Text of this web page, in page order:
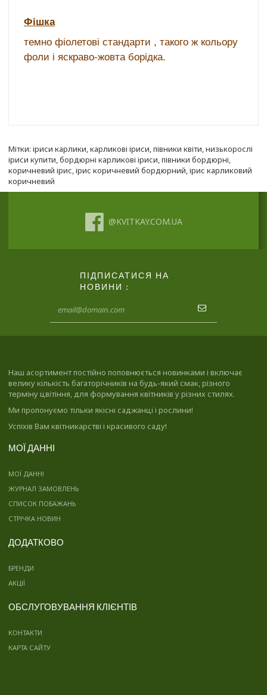
Фішка
темно фіолетові стандарти , такого ж кольору
фоли і яскраво-жовта борідка.
Мітки: іриси карлики,карликові іриси,півники квіти,низькорослі
іриси купити,бордюрні карликові іриси,півники бордюрні,
коричневий ірис,ірис коричневий бордюрний,ірис карликовий
коричневий
@KVITKAY.COM.UA
ПІДПИСАТИСЯ НА
НОВИНИ :
Наш асортимент постійно поповнюється новинками і включає
велику кількість багаторічників на будь-який смак, різного
терміну цвітіння, для формування квітників у різних стилях.
Ми пропонуємо тільки якісні саджанці і рослини!
Успіхів Вам квітникарстві і красивого саду!
МОЇ ДАННІ
МОЇ ДАННІ
ЖУРНАЛ ЗАМОВЛЕНЬ
СПИСОК ПОБАЖАНЬ
СТРІЧКА НОВИН
ДОДАТКОВО
БРЕНДИ
АКЦІЇ
ОБСЛУГОВУВАННЯ КЛІЄНТІВ
КОНТАКТИ
КАРТА САЙТУ